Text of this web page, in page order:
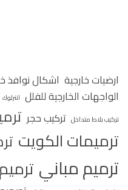
ارضيات خارجية اشكال نوافذ
الواجهات الخارجية للفلل انترلوك
تركيب بلاط متداخل تركيب حجر
ترميمات الكويت
ترميم مباني